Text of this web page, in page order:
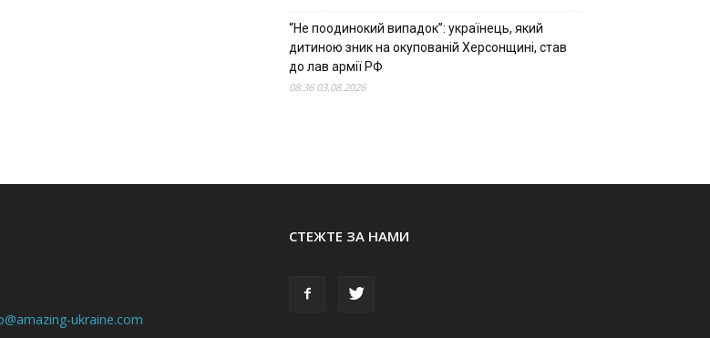
“Не поодинокий випадок”: українець, який
дитиною зник на окупованій Херсонщині, став
до лав армії РФ
08:36 03.08.2026
ukraine.com
СТЕЖТЕ ЗА НАМИ